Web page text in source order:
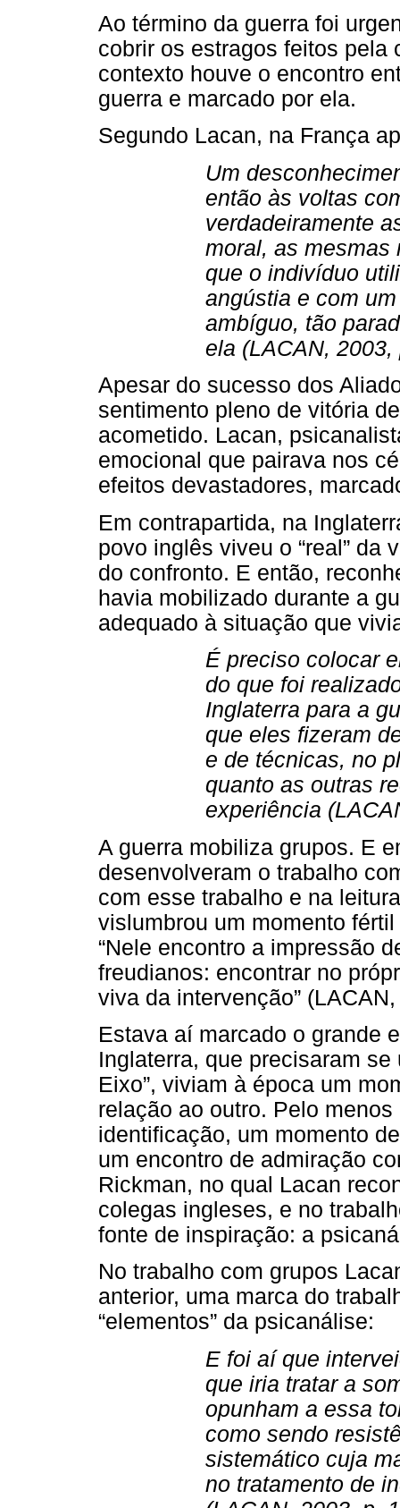
Ao término da guerra foi
cobrir os estragos feitos pela
contexto houve o encontro
guerra e marcado por ela.
Segundo Lacan, na França
Um
então às voltas
verdadeiramente
moral, as mesmas
que o indivíduo
angústia e com
ambíguo, tão
ela (LACAN, 2003,
Apesar do sucesso dos
sentimento pleno de vitória
acometido. Lacan,
emocional que pairava nos
efeitos devastadores,
Em contrapartida, na
povo inglês viveu o “real” da
do confronto. E então,
havia mobilizado durante a
adequado à situação que
É preciso colocar
do que foi
Inglaterra para a
que eles fizeram
e de técnicas, no
quanto as outras
experiência
A guerra mobiliza grupos. E
desenvolveram o trabalho
com esse trabalho e na
vislumbrou um momento
“Nele encontro a impressão
freudianos: encontrar no
viva da intervenção”
Estava aí marcado o grande
Inglaterra, que precisaram
Eixo”, viviam à época um
relação ao outro. Pelo
identificação, um momento
um encontro de admiração
Rickman, no qual Lacan
colegas ingleses, e no
fonte de inspiração: a
No trabalho com grupos
anterior, uma marca do
“elementos” da psicanálise:
E foi aí que
que iria tratar a
opunham a essa
como sendo
sistemático cuja
no tratamento de